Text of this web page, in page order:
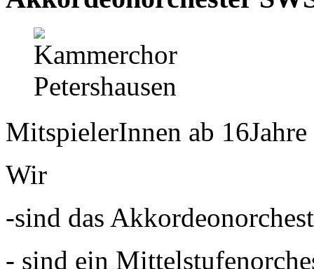
MitspielerInnen ab
Wir
-sind das
- sind ein